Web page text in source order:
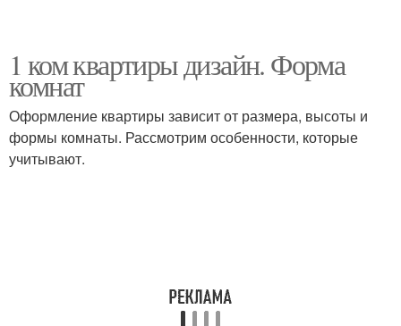
1 ком квартиры дизайн. Форма
комнат
Оформление квартиры зависит от размера, высоты и
формы комнаты. Рассмотрим особенности, которые
учитывают.